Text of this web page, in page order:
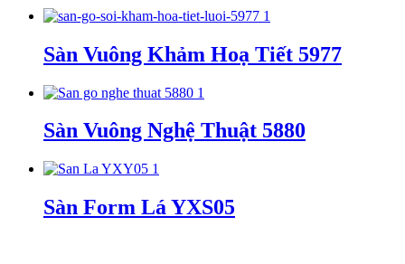
Sàn Vuông Khảm Hoạ Tiết 5977
Sàn Vuông Nghệ Thuật 5880
Sàn Form Lá YXS05